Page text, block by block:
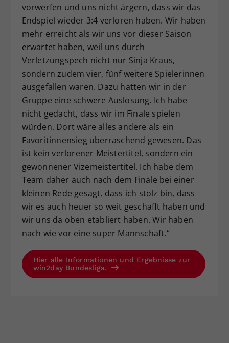
vorwerfen und uns nicht ärgern, dass wir das
Endspiel wieder 3:4 verloren haben. Wir haben
mehr erreicht als wir uns vor dieser Saison
erwartet haben, weil uns durch
Verletzungspech nicht nur Sinja Kraus,
sondern zudem vier, fünf weitere Spielerinnen
ausgefallen waren. Dazu hatten wir in der
Gruppe eine schwere Auslosung. Ich habe
nicht gedacht, dass wir im Finale spielen
würden. Dort wäre alles andere als ein
Favoritinnensieg überraschend gewesen. Das
ist kein verlorener Meistertitel, sondern ein
gewonnener Vizemeistertitel. Ich habe dem
Team daher auch nach dem Finale bei einer
kleinen Rede gesagt, dass ich stolz bin, dass
wir es auch heuer so weit geschafft haben und
wir uns da oben etabliert haben. Wir haben
nach wie vor eine super Mannschaft.“
Hier alle Informationen und Ergebnisse zur
win2day Bundesliga.